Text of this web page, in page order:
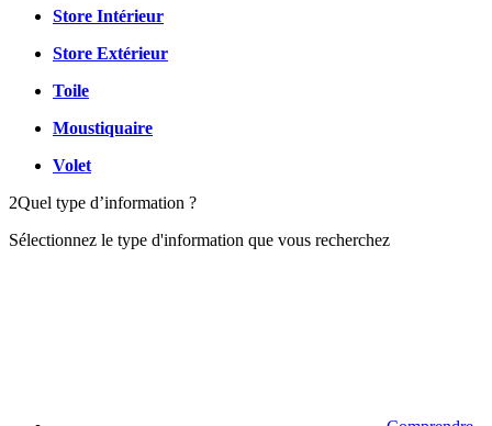
Store Intérieur
Store Extérieur
Toile
Moustiquaire
Volet
2Quel type d’information ?
Sélectionnez le type d'information que vous recherchez